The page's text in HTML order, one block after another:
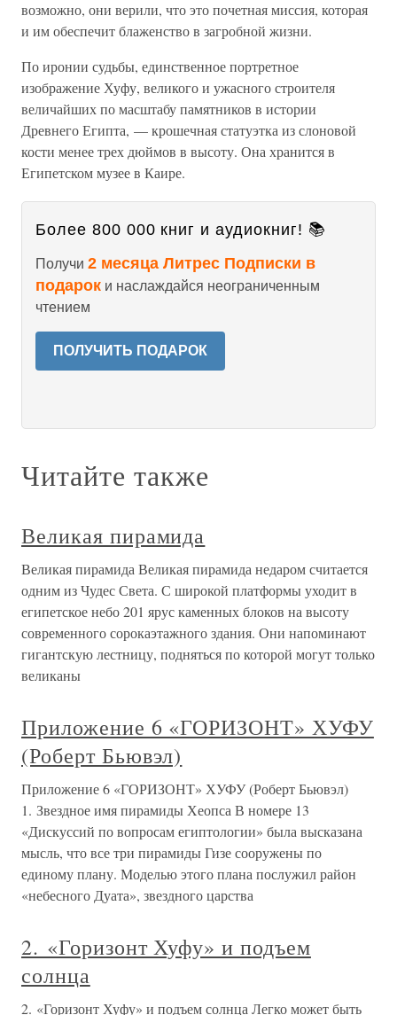
возможно, они верили, что это почетная миссия, которая
и им обеспечит блаженство в загробной жизни.
По иронии судьбы, единственное портретное
изображение Хуфу, великого и ужасного строителя
величайших по масштабу памятников в истории
Древнего Египта, — крошечная статуэтка из слоновой
кости менее трех дюймов в высоту. Она хранится в
Египетском музее в Каире.
Более 800 000 книг и аудиокниг! 📚
Получи 2 месяца Литрес Подписки в
подарок и наслаждайся неограниченным
чтением
ПОЛУЧИТЬ ПОДАРОК
Читайте также
Великая пирамида
Великая пирамида Великая пирамида недаром считается
одним из Чудес Света. С широкой платформы уходит в
египетское небо 201 ярус каменных блоков на высоту
современного сорокаэтажного здания. Они напоминают
гигантскую лестницу, подняться по которой могут только
великаны
Приложение 6 «ГОРИЗОНТ» ХУФУ
(Роберт Бьювэл)
Приложение 6 «ГОРИЗОНТ» ХУФУ (Роберт Бьювэл)
1. Звездное имя пирамиды Хеопса В номере 13
«Дискуссий по вопросам египтологии» была высказана
мысль, что все три пирамиды Гизе сооружены по
единому плану. Моделью этого плана послужил район
«небесного Дуата», звездного царства
2. «Горизонт Хуфу» и подъем
солнца
2. «Горизонт Хуфу» и подъем солнца Легко может быть